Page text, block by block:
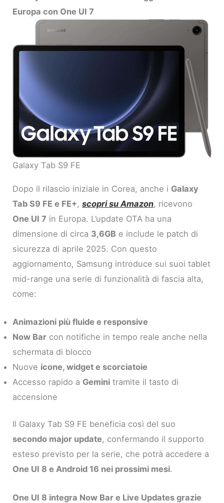
Europa con One UI 7
Galaxy Tab S9 FE
Dopo il rilascio iniziale in Corea, anche i Galaxy
Tab S9 FE e FE+,scopri su Amazon, ricevono
One UI 7 in Europa. L’update OTA ha una
dimensione di circa 3,6GB e include le patch di
sicurezza di aprile 2025. Con questo
aggiornamento, Samsung introduce sui suoi tablet
mid-range una serie di funzionalità di fascia alta,
come:
Animazioni più fluide e responsive
Now Bar con notifiche in tempo reale anche nella
schermata di blocco
Nuove icone, widget e scorciatoie
Accesso rapido a Gemini tramite il tasto di
accensione
Il Galaxy Tab S9 FE beneficia così del suo
secondo major update, confermando il supporto
esteso previsto per la serie, che potrà accedere a
One UI 8 e Android 16 nei prossimi mesi.
One UI 8 integra Now Bar e Live Updates grazie